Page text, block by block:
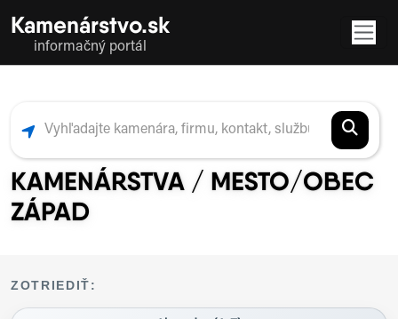
Kamenárstvo.sk
informačný portál
KAMENÁRSTVA / MESTO/OBEC
ZÁPAD
ZOTRIEDIŤ: